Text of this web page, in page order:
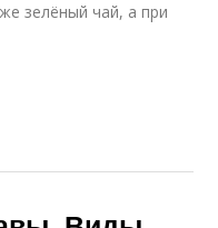
зелёный чай, а при